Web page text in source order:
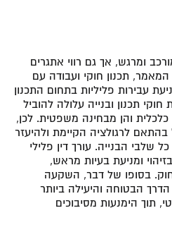
ומרגש, אך גם רווי אתגרים
תכנון חוקי ועבודה עם
עבירות פליליות בתחום התכנון
תכנון ובנייה עלולה להוביל
והן מבחינה משפטית. לכן,
לרגולציה הקיימת ולהיעזר
שלבי הבנייה. עורך דין פלילי
ומניעת בעיות מראש,
בסופו של דבר, השקעה
הדרך הבטוחה והיעילה ביותר
תוך הימנעות מסיבוכים